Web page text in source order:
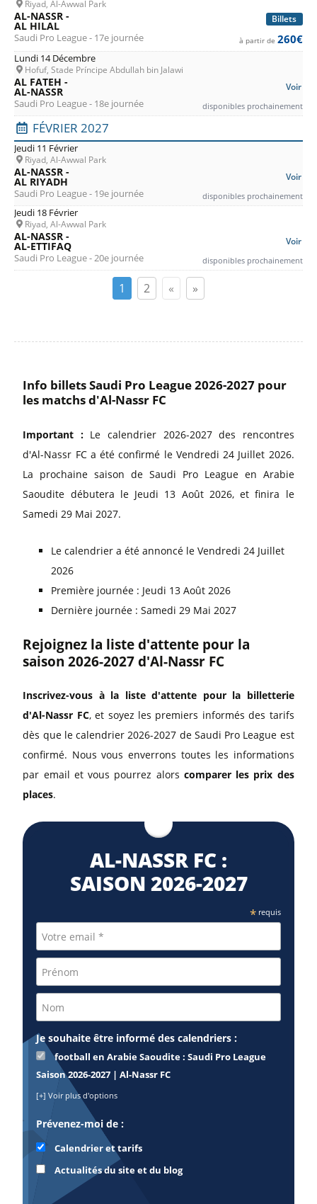
Riyad, Al-Awwal Park
Billets
AL-NASSR -
AL HILAL
Saudi Pro League - 17e journée à partir de 260€
Lundi 14 Décembre
Hofuf, Stade Príncipe Abdullah bin Jalawi
Voir
AL FATEH -
AL-NASSR
Saudi Pro League - 18e journée disponibles prochainement
FÉVRIER 2027
Jeudi 11 Février
Riyad, Al-Awwal Park
Voir
AL-NASSR -
AL RIYADH
Saudi Pro League - 19e journée disponibles prochainement
Jeudi 18 Février
Riyad, Al-Awwal Park
Voir
AL-NASSR -
AL-ETTIFAQ
Saudi Pro League - 20e journée disponibles prochainement
1 2 « »
Info billets Saudi Pro League 2026-2027 pour
les matchs d'Al-Nassr FC
Important :Le calendrier 2026-2027 des rencontres
d'Al-Nassr FC a été confirmé le Vendredi 24 Juillet 2026.
La prochaine saison de Saudi Pro League en Arabie
Saoudite débutera le Jeudi 13 Août 2026, et finira le
Samedi 29 Mai 2027.
Le calendrier a été annoncé le Vendredi 24 Juillet
2026
Première journée : Jeudi 13 Août 2026
Dernière journée : Samedi 29 Mai 2027
Rejoignez la liste d'attente pour la
saison 2026-2027 d'Al-Nassr FC
Inscrivez-vous à la liste d'attente pour la billetterie
d'Al-Nassr FC, et soyez les premiers informés des tarifs
dès que le calendrier 2026-2027 de Saudi Pro League est
confirmé. Nous vous enverrons toutes les informations
par email et vous pourrez alors comparer les prix des
places.
AL-NASSR FC :
SAISON 2026⁠-2027
*requis
Je souhaite être informé des calendriers :
football en Arabie Saoudite : Saudi Pro League
Saison 2026-2027 | Al-Nassr FC
[+] Voir plus d'options
Prévenez-moi de :
Calendrier et tarifs
Actualités du site et du blog